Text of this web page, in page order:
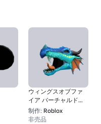
ウィングスオブファ
イア バーチャルドラ
ゴンマスク
制作: Roblox
非売品